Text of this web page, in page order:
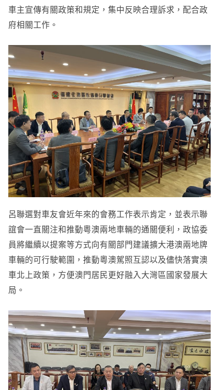
車主宣傳有關政策和規定，集中反映合理訴求，配合政
府相關工作。
呂聯選對車友會近年來的會務工作表示肯定，並表示聯
誼會一直關注和推動粵澳兩地車輛的通關便利，政協委
員將繼續以提案等方式向有關部門建議擴大港澳兩地牌
車輛的可行駛範圍，推動粵澳駕照互認以及儘快落實澳
車北上政策，方便澳門居民更好融入大灣區國家發展大
局。